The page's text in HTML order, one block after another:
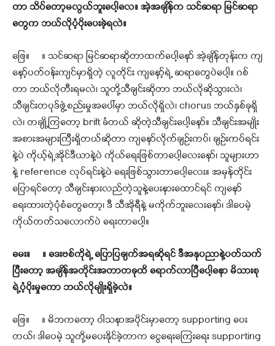
တာ သိပ်တော့မလွယ်ဘူးပေါ့လေ။အဲ့အချိန်က သင်ဆရာ မြင်ဆရာ
တွေက ဘယ်လိုပံ့ပိုးပေးခဲ့ရလဲ။
ဖြေ။ ။ သင်ဆရာ မြင်ဆရာဆိုတာထက်ပေါ့နော် အဲ့ချိန်တုန်းက ကျ
နော့်ပတ်ဝန်းကျင်မှာရှိတဲ့ လူတိုင်း ကျနော့်ရဲ့ ဆရာတွေပဲပေါ့။ ဂစ်
တာ ဘယ်လိုတီးရမလဲ၊ သူတို့သီချင်းဆိုတာ ဘယ်လိုဆိုသွားလဲ၊
သီချင်းတပုဒ်ဖွဲ့စည်းမှုအပေါ်မှာ ဘယ်လိုရှိလဲ၊ chorus ဘယ်နှစ်ခုရှိ
လဲ၊ တချို့ကြတော့ brift ခံတယ် ဆိုတဲ့သီချင်းပေါ့နော်။ သီချင်းအမျိုး
အစားအများကြီးရှိတယ်ဆိုတာ ကျနော်လိုက်ချဉ်းကပ်၊ ချဉ်းကပ်ရင်း
နဲ့ပဲ ကိုယ့်ရဲ့အိုင်ဒီယာနဲ့ပဲ ကိုယ်ရေးဖြစ်တာပေါ့လေးနော်၊ သူများဟာ
နဲ့ reference လုပ်ရင်းနဲ့ပဲ ရေးဖြစ်သွားတာပေါ့လေး။ အမှန်တိုင်း
ပြောရင်တော့ သီချင်းနားလည်တဲ့သူနဲ့ပေးနားထောင်ရင် ကျနော်
ရေးထားတဲ့ပုံစံတွေတော့၊ ဒီ သီအိုရီနဲ့ မကိုက်ဘူးလေးနော်၊ ဒါပေမဲ့
ကိုယ်တတ်သလောက်ပဲ ရေးတာပေါ့။
မေး။ ။ဒေးဗစ်ကိုရဲ့ ပြောပြချက်အရဆိုရင် ဒီအနုပညာနဲ့ပတ်သက်
ပြီးတော့အချိန်အတိုင်းအတာတခုထိ ရောက်လာပြီပေါ့နော မိသားစု
ရဲ့ပံ့ပိုးမှုကော ဘယ်လိုမျိုးရှိခဲ့လဲ။
ဖြေ။ ။ မိဘကတော့ ဝါသနာအပိုင်းမှာတော့ supporting ပေး
တယ်၊ ဒါပေမဲ့ သူတို့မပေးနိုင်ခဲ့တာက ငွေရေးကြေးရေး supporting